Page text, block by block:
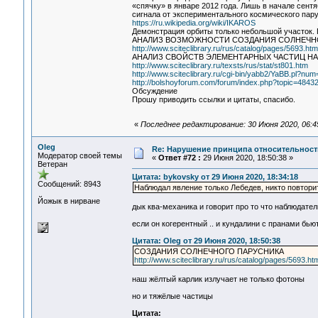
«спячку» в январе 2012 года. Лишь в начале
сигнала от экспериментального космического
https://ru.wikipedia.org/wiki/IKAROS
Демонстрация орбиты только небольшой
АНАЛИЗ ВОЗМОЖНОСТИ СОЗДАНИЯ
http://www.sciteclibrary.ru/rus/catalog/pages/
АНАЛИЗ СВОЙСТВ ЭЛЕМЕНТАРНЫХ ЧАСТИЦ
http://www.sciteclibrary.ru/texsts/rus/stat/st801.htm
http://www.sciteclibrary.ru/cgi-bin/yabb2/
http://bolshoyforum.com/forum/
Обсуждение
Прошу приводить ссылки и цитаты, спасибо.
« Последнее редактирование: 30 Июня 2020,
Oleg
Модератор своей темы
Ветеран
Сообщений: 8943
Йожык в нирване
Re: Нарушение принципа
« Ответ #72 : 29 Июня 2020, 18:50:38 »
Цитата: bykovsky от 29 Июня 2020, 18:34:18
Наблюдал явление только Лебедев, никто
дык ква-механика и говорит про то что
если он когерентный .. и кундалини с пранами
Цитата: Oleg от 29 Июня 2020, 18:50:38
СОЗДАНИЯ СОЛНЕЧНОГО ПАРУСНИКА
http://www.sciteclibrary.ru/rus/catalog/pages/
наш жёлтый карлик излучает не только фотоны
но и тяжёлые частицы
Цитата: